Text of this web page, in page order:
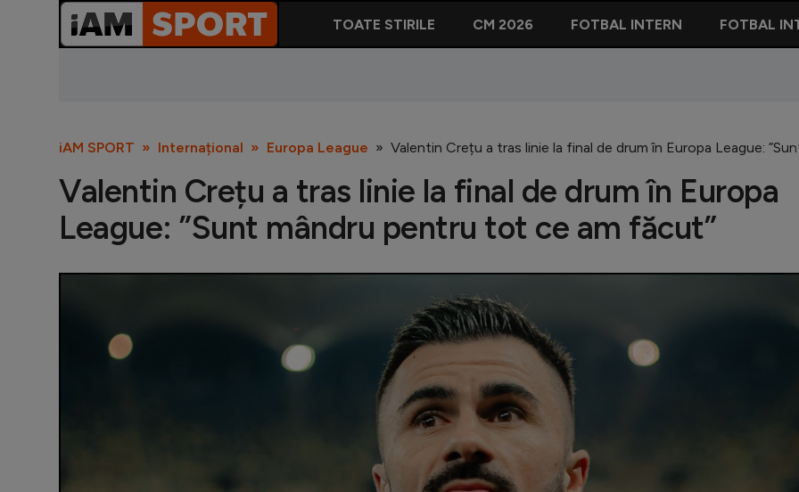
TOATE STIRILE CM 2026 FOTBAL INTERN FOTBAL
iAM SPORT Internațional Europa League Valentin Crețu a tras linie la final de drum în Europa League:
Valentin Crețu a tras linie la final de drum în Europa
League: ”Sunt mândru pentru tot ce am făcut”